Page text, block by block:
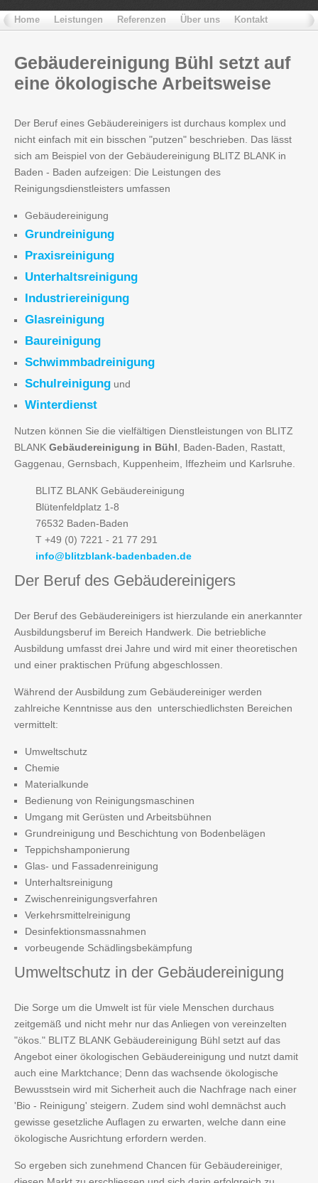
Home Leistungen Referenzen Über uns Kontakt
Gebäudereinigung Bühl setzt auf
eine ökologische Arbeitsweise
Der Beruf eines Gebäudereinigers ist durchaus komplex und
nicht einfach mit ein bisschen "putzen" beschrieben. Das lässt
sich am Beispiel von der Gebäudereinigung BLITZ BLANK in
Baden - Baden aufzeigen: Die Leistungen des
Reinigungsdienstleisters umfassen
Gebäudereinigung
Grundreinigung
Praxisreinigung
Unterhaltsreinigung
Industriereinigung
Glasreinigung
Baureinigung
Schwimmbadreinigung
Schulreinigung und
Winterdienst
Nutzen können Sie die vielfältigen Dienstleistungen von BLITZ
BLANK Gebäudereinigung in Bühl , Baden-Baden, Rastatt,
Gaggenau, Gernsbach, Kuppenheim, Iffezheim und Karlsruhe.
BLITZ BLANK Gebäudereinigung
Blütenfeldplatz 1-8
76532 Baden-Baden
T +49 (0) 7221 - 21 77 291
info@blitzblank-badenbaden.de
Der Beruf des Gebäudereinigers
Der Beruf des Gebäudereinigers ist hierzulande ein anerkannter
Ausbildungsberuf im Bereich Handwerk. Die betriebliche
Ausbildung umfasst drei Jahre und wird mit einer theoretischen
und einer praktischen Prüfung abgeschlossen.
Während der Ausbildung zum Gebäudereiniger werden
zahlreiche Kenntnisse aus den unterschiedlichsten Bereichen
vermittelt:
Umweltschutz
Chemie
Materialkunde
Bedienung von Reinigungsmaschinen
Umgang mit Gerüsten und Arbeitsbühnen
Grundreinigung und Beschichtung von Bodenbelägen
Teppichshamponierung
Glas- und Fassadenreinigung
Unterhaltsreinigung
Zwischenreinigungsverfahren
Verkehrsmittelreinigung
Desinfektionsmassnahmen
vorbeugende Schädlingsbekämpfung
Umweltschutz in der Gebäudereinigung
Die Sorge um die Umwelt ist für viele Menschen durchaus
zeitgemäß und nicht mehr nur das Anliegen von vereinzelten
"ökos." BLITZ BLANK Gebäudereinigung Bühl setzt auf das
Angebot einer ökologischen Gebäudereinigung und nutzt damit
auch eine Marktchance; Denn das wachsende ökologische
Bewusstsein wird mit Sicherheit auch die Nachfrage nach einer
'Bio - Reinigung' steigern. Zudem sind wohl demnächst auch
gewisse gesetzliche Auflagen zu erwarten, welche dann eine
ökologische Ausrichtung erfordern werden.
So ergeben sich zunehmend Chancen für Gebäudereiniger,